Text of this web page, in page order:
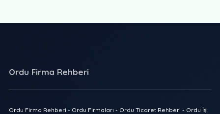
Ordu Firma Rehberi
Ordu Firma Rehberi - Ordu Firmaları - Ordu Ticaret Rehberi - Ordu İş